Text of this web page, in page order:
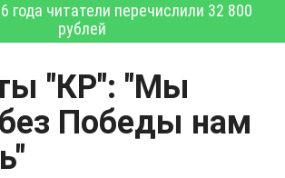
года читатели перечислили 32 800
рублей
"КР": "Мы
Победы нам